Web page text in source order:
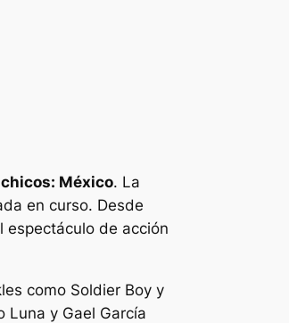
México. La
en curso. Desde
espectáculo de acción
como Soldier Boy y
Luna y Gael García